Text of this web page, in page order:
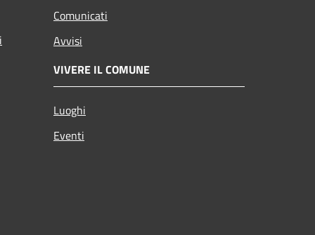
Comunicati
Avvisi
VIVERE IL COMUNE
Luoghi
Eventi